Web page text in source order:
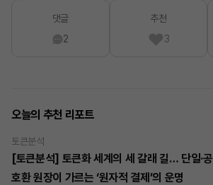
댓글
2
추천
3
오늘의 추천 리포트
토큰분석
[토큰분석] 토큰화 세계의 세 갈래 길… 단일·공
호환 원장이 가르는 ‘원자적 결제’의 운명